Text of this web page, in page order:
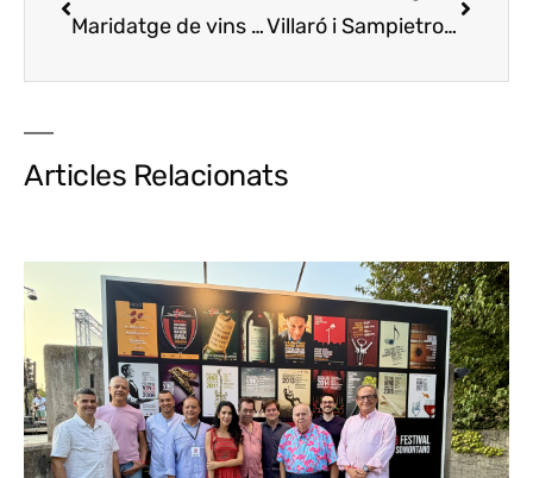
Maridatge de vins DO Costers del Segre per a les penyes del Barça Villaró i Sampietro, nou tàndem de cuina al Cau de Sant Llorenç
Articles Relacionats